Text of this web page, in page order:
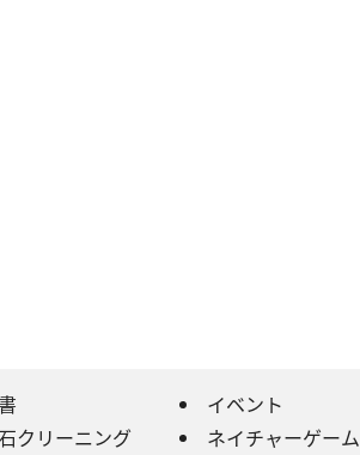
イベント
クリーニング ネイチャーゲーム